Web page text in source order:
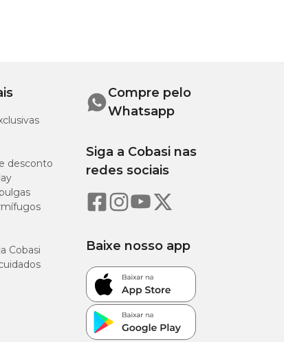
desconto
Cobasi
Compre pelo
Whatsapp
Siga a Cobasi nas
redes sociais
Baixe nosso app